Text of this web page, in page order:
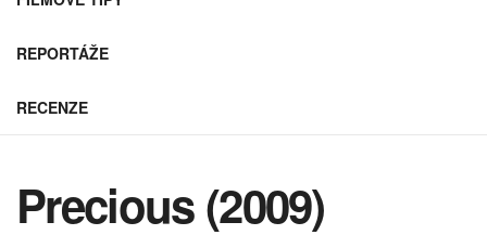
REPORTÁŽE
RECENZE
Precious (2009)